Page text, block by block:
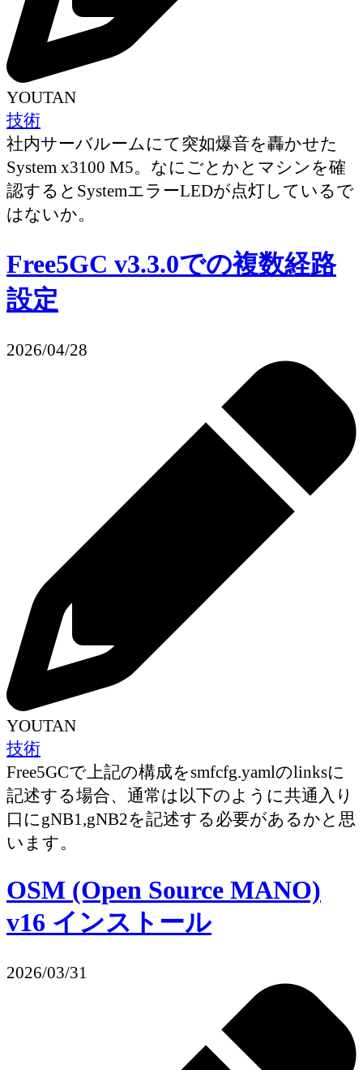
YOUTAN
技術
社内サーバルームにて突如爆音を轟かせた
System x3100 M5。なにごとかとマシンを確
認するとSystemエラーLEDが点灯しているで
はないか。
Free5GC v3.3.0での複数経路
設定
2026/04/28
YOUTAN
技術
Free5GCで上記の構成をsmfcfg.yamlのlinksに
記述する場合、通常は以下のように共通入り
口にgNB1,gNB2を記述する必要があるかと思
います。
OSM (Open Source MANO)
v16 インストール
2026/03/31